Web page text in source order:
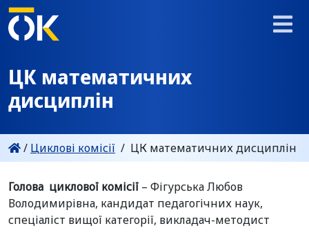
ЦК математичних
дисциплін
/ Циклові комісії / ЦК математичних дисциплін
Голова циклової комісії – Фігурська Любов
Володимирівна, кандидат педагогічних наук,
спеціаліст вищої категорії, викладач-методист